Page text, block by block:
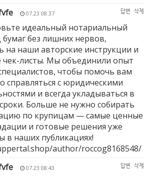
07.23 08:37 답변 삭제
идеальный нотариальный
бумаг без лишних нервов,
на наши авторские инструкции и
чек-листы. Мы объединили опыт
чтобы помочь вам
справляться с юридическими
и всегда укладываться в
Больше не нужно собирать
по крупицам — самые ценные
и готовые решения уже
в наших публикациях!
author/roccog8168548/
07.23 08:43 답변 삭제